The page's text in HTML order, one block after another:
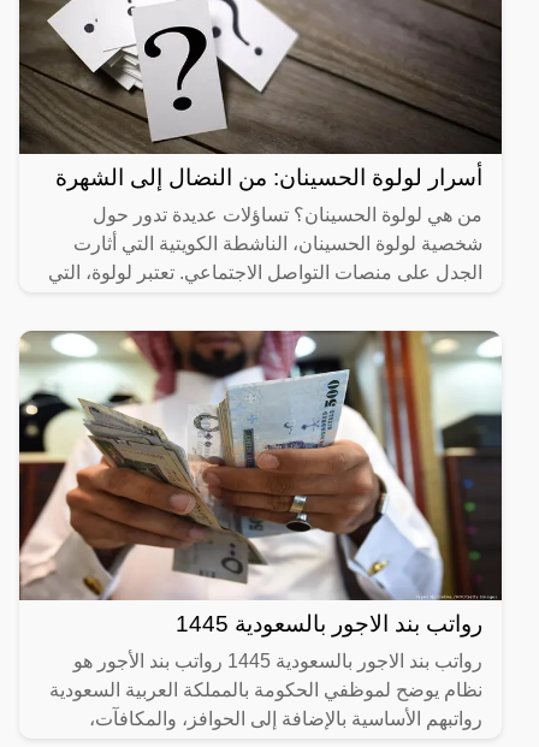
أسرار لولوة الحسينان: من النضال إلى الشهرة
من هي لولوة الحسينان؟ تساؤلات عديدة تدور حول
شخصية لولوة الحسينان، الناشطة الكويتية التي أثارت
الجدل على منصات التواصل الاجتماعي. تعتبر لولوة، التي
رواتب بند الاجور بالسعودية 1445
رواتب بند الاجور بالسعودية 1445 رواتب بند الأجور هو
نظام يوضح لموظفي الحكومة بالمملكة العربية السعودية
رواتبهم الأساسية بالإضافة إلى الحوافز، والمكافآت،